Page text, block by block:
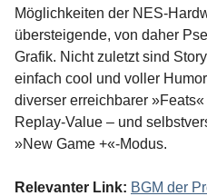
Möglichkeiten der NES-
übersteigende, von daher
Grafik. Nicht zuletzt sind
einfach cool und voller
diverser erreichbarer
Replay-Value – und
»New Game +«-Modus.
Relevanter Link: BGM der